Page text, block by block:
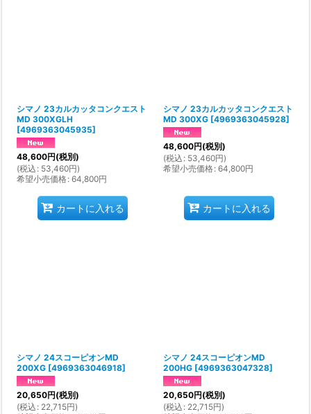
シマノ 23カルカッタコンクエスト
MD 300XGLH
[4969363045935]
48,600円(税別)
(税込 : 53,460円)
希望小売価格: 64,800円
カートに入れる
シマノ 23カルカッタコンクエスト
MD 300XG [4969363045928]
48,600円(税別)
(税込 : 53,460円)
希望小売価格: 64,800円
カートに入れる
シマノ 24スコーピオンMD
200XG [4969363046918]
20,650円(税別)
(税込 : 22,715円)
シマノ 24スコーピオンMD
200HG [4969363047328]
20,650円(税別)
(税込 : 22,715円)